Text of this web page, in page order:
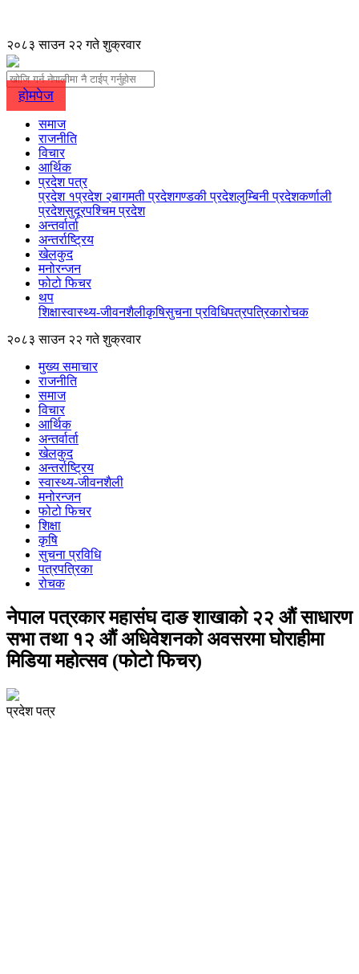
२०८३ साउन २२ गते शुक्रवार
होमपेज
समाज
राजनीति
विचार
आर्थिक
प्रदेश पत्र
प्रदेश १प्रदेश २बागमती प्रदेशगण्डकी प्रदेशलुम्बिनी प्रदेशकर्णाली
प्रदेशसुदूरपश्चिम प्रदेश
अन्तर्वार्ता
अन्तर्राष्ट्रिय
खेलकुद
मनोरन्जन
फोटो फिचर
थप
शिक्षास्वास्थ्य-जीवनशैलीकृषिसुचना प्रविधिपत्रपत्रिकारोचक
२०८३ साउन २२ गते शुक्रवार
मुख्य समाचार
राजनीति
समाज
विचार
आर्थिक
अन्तर्वार्ता
खेलकुद
अन्तर्राष्ट्रिय
स्वास्थ्य-जीवनशैली
मनोरन्जन
फोटो फिचर
शिक्षा
कृषि
सुचना प्रविधि
पत्रपत्रिका
रोचक
नेपाल पत्रकार महासंघ दाङ शाखाको २२ औं साधारण
सभा तथा १२ औं अधिवेशनको अवसरमा घोराहीमा
मिडिया महोत्सव (फोटो फिचर)
प्रदेश पत्र